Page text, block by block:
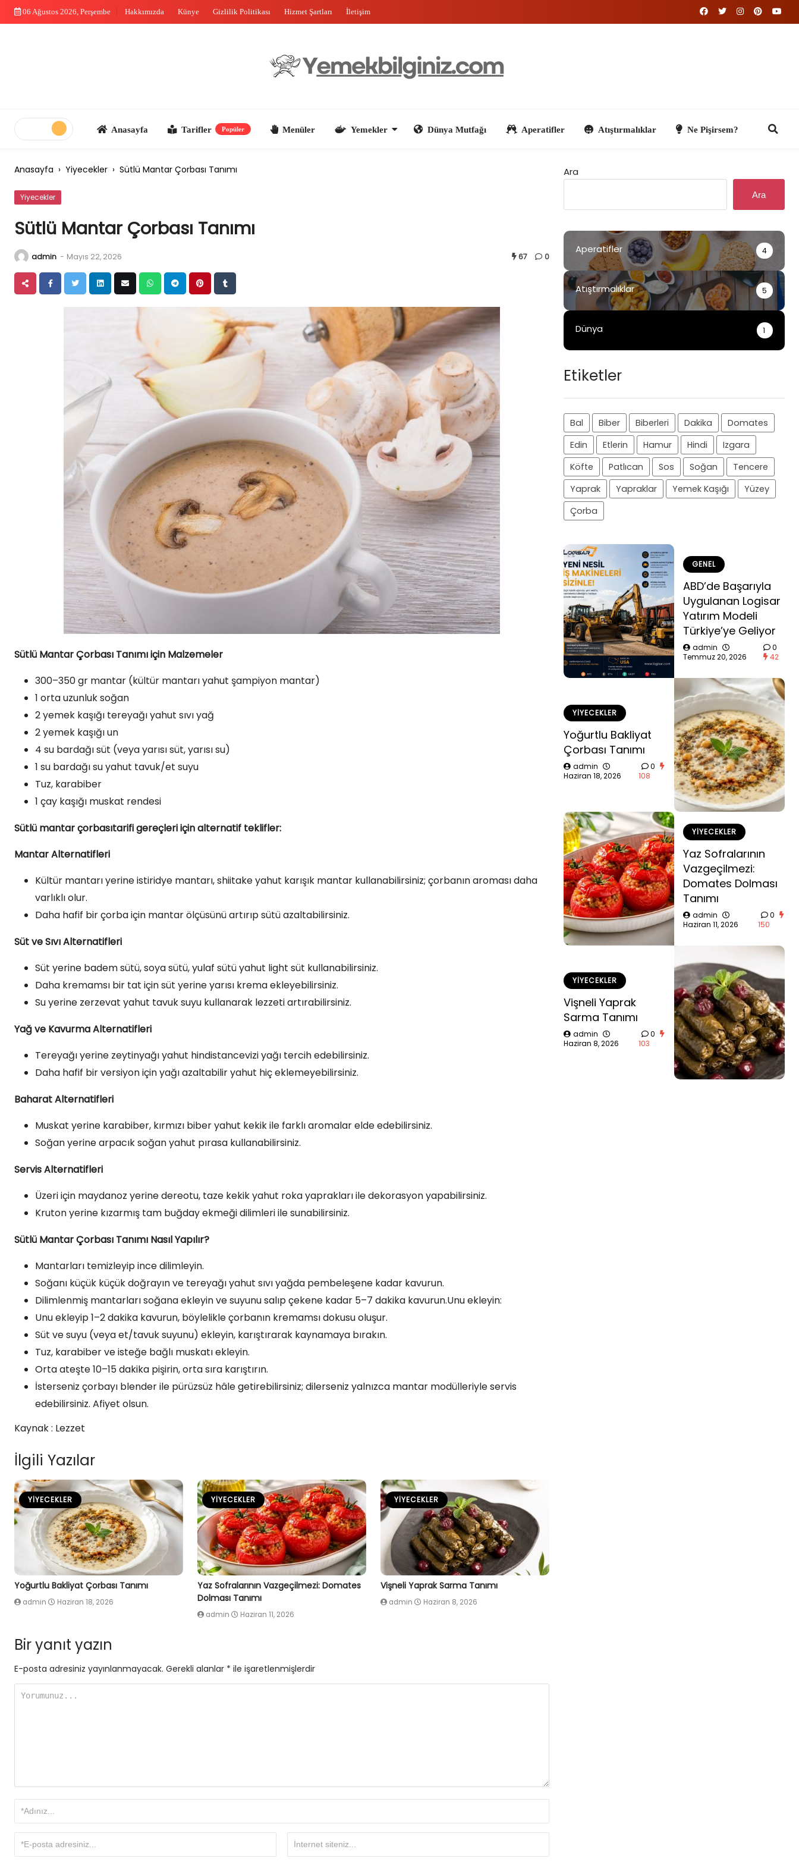
Skip
06 Ağustos 2026, Perşembe Hakkımızda Künye Gizlilik Politikası Hizmet Şartları İletişim
Anasayfa › Yiyecekler › Sütlü Mantar Çorbası Tanımı
Yiyecekler
Sütlü Mantar Çorbası Tanımı
admin - Mayıs 22, 2026 67 0
Sütlü Mantar Çorbası Tanımı için Malzemeler
300–350 gr mantar (kültür mantarı yahut şampiyon mantar)
1 orta uzunluk soğan
2 yemek kaşığı tereyağı yahut sıvı yağ
2 yemek kaşığı un
4 su bardağı süt (veya yarısı süt, yarısı su)
1 su bardağı su yahut tavuk/et suyu
Tuz, karabiber
1 çay kaşığı muskat rendesi
Sütlü mantar çorbasıtarifi gereçleri için alternatif teklifler:
Mantar Alternatifleri
Kültür mantarı yerine istiridye mantarı, shiitake yahut karışık mantar kullanabilirsiniz; çorbanın aroması daha
varlıklı olur.
Daha hafif bir çorba için mantar ölçüsünü artırıp sütü azaltabilirsiniz.
Süt ve Sıvı Alternatifleri
Süt yerine badem sütü, soya sütü, yulaf sütü yahut light süt kullanabilirsiniz.
Daha kremamsı bir tat için süt yerine yarısı krema ekleyebilirsiniz.
Su yerine zerzevat yahut tavuk suyu kullanarak lezzeti artırabilirsiniz.
Yağ ve Kavurma Alternatifleri
Tereyağı yerine zeytinyağı yahut hindistancevizi yağı tercih edebilirsiniz.
Daha hafif bir versiyon için yağı azaltabilir yahut hiç eklemeyebilirsiniz.
Baharat Alternatifleri
Muskat yerine karabiber, kırmızı biber yahut kekik ile farklı aromalar elde edebilirsiniz.
Soğan yerine arpacık soğan yahut pırasa kullanabilirsiniz.
Servis Alternatifleri
Üzeri için maydanoz yerine dereotu, taze kekik yahut roka yaprakları ile dekorasyon yapabilirsiniz.
Kruton yerine kızarmış tam buğday ekmeği dilimleri ile sunabilirsiniz.
Sütlü Mantar Çorbası Tanımı Nasıl Yapılır?
Mantarları temizleyip ince dilimleyin.
Soğanı küçük küçük doğrayın ve tereyağı yahut sıvı yağda pembeleşene kadar kavurun.
Dilimlenmiş mantarları soğana ekleyin ve suyunu salıp çekene kadar 5–7 dakika kavurun.Unu ekleyin:
Unu ekleyip 1–2 dakika kavurun, böylelikle çorbanın kremamsı dokusu oluşur.
Süt ve suyu (veya et/tavuk suyunu) ekleyin, karıştırarak kaynamaya bırakın.
Tuz, karabiber ve isteğe bağlı muskatı ekleyin.
Orta ateşte 10–15 dakika pişirin, orta sıra karıştırın.
İsterseniz çorbayı blender ile pürüzsüz hâle getirebilirsiniz; dilerseniz yalnızca mantar modülleriyle servis
edebilirsiniz. Afiyet olsun.
Kaynak : Lezzet
İlgili Yazılar
YIYECEKLER
Yoğurtlu Bakliyat Çorbası Tanımı
admin Haziran 18, 2026
YIYECEKLER
Yaz Sofralarının Vazgeçilmezi: Domates
Dolması Tanımı
admin Haziran 11, 2026
YIYECEKLER
Vişneli Yaprak Sarma Tanımı
admin Haziran 8, 2026
Bir yanıt yazın
E-posta adresiniz yayınlanmayacak. Gerekli alanlar * ile işaretlenmişlerdir
Ara
Ara
Aperatifler 4
Atıştırmalıklar 5
Dünya 1
Etiketler
Bal Biber Biberleri Dakika
Domates
Edin
Etlerin Hamur Hindi
Izgara
Köfte
Patlıcan Sos Soğan
Tencere
Yaprak
Yapraklar Yemek Kaşığı
Yüzey
Çorba
GENEL
ABD’de Başarıyla
Uygulanan Logisar
Yatırım Modeli
Türkiye’ye Geliyor
admin
Temmuz 20, 2026
0
42
YIYECEKLER
Yoğurtlu Bakliyat
Çorbası Tanımı
admin
Haziran 18, 2026
0
108
YIYECEKLER
Yaz Sofralarının
Vazgeçilmezi:
Domates Dolması
Tanımı
admin
Haziran 11, 2026
0
150
YIYECEKLER
Vişneli Yaprak
Sarma Tanımı
admin
Haziran 8, 2026
0
103